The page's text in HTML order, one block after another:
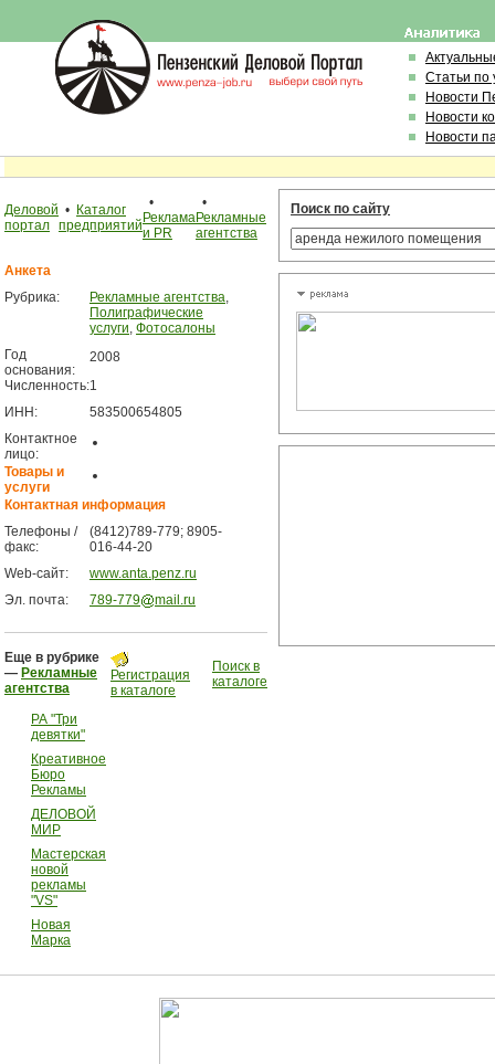
Статьи по
Новости
Новости
Новости
Деловой
портал
• Каталог
предприятий
•
Реклама
и PR
•
Рекламные
агентства
Анкета
Рубрика:
Рекламные агентства,
Полиграфические
услуги, Фотосалоны
Год
основания:
2008
Численность:1
ИНН:
583500654805
Контактное
лицо:
Товары и
услуги
Контактная информация
Телефоны /
факс:
(8412)789-779; 8905-
016-44-20
Web-сайт:
www.anta.penz.ru
Эл. почта:
789-779 mail.ru
Еще в рубрике
— Рекламные
агентства
РА "Три
девятки"
Креативное
Бюро
Рекламы
ДЕЛОВОЙ
МИР
Мастерская
новой
рекламы
"VS"
Новая
Марка
Регистрация
в каталоге
Поиск в
каталоге
Поиск по сайту